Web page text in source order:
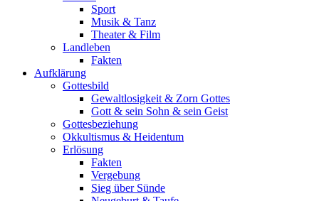
Sport
Musik & Tanz
Theater & Film
Landleben
Fakten
Aufklärung
Gottesbild
Gewaltlosigkeit & Zorn Gottes
Gott & sein Sohn & sein Geist
Gottesbeziehung
Okkultismus & Heidentum
Erlösung
Fakten
Vergebung
Sieg über Sünde